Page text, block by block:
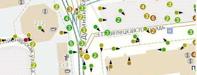
4
4
3
6
3
4
2
3 2
2 3
3
4
5
2 2
3
3
2
4
3
3
2
2
2
3